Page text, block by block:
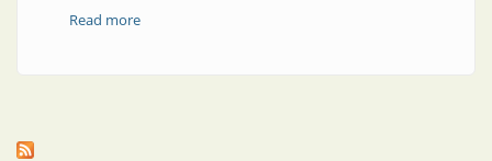
Read moreabout Energías renovables | Evaluación energética en